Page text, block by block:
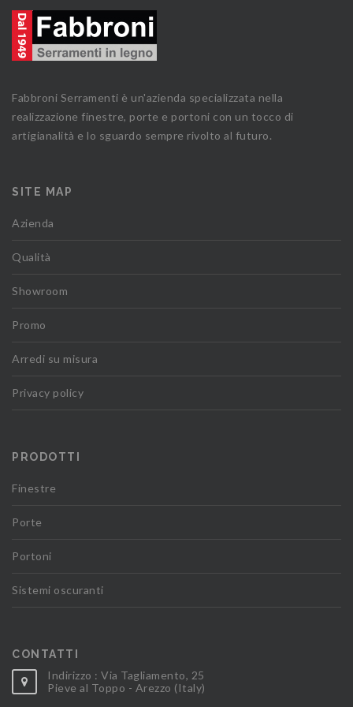
Fabbroni Serramenti è un'azienda specializzata nella
realizzazione finestre, porte e portoni con un tocco di
artigianalità e lo sguardo sempre rivolto al futuro.
SITE MAP
Azienda
Qualità
Showroom
Promo
Arredi su misura
Privacy policy
PRODOTTI
Finestre
Porte
Portoni
Sistemi oscuranti
CONTATTI
Indirizzo : Via Tagliamento, 25
Pieve al Toppo - Arezzo (Italy)